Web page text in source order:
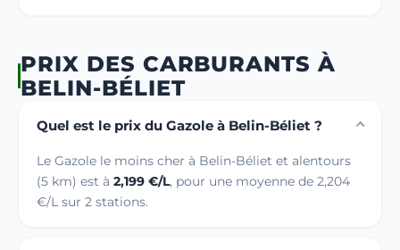
PRIX DES CARBURANTS À
BELIN-BÉLIET
Quel est le prix du Gazole à Belin-Béliet ?
Le Gazole le moins cher à Belin-Béliet et alentours
(5 km) est à 2,199 €/L, pour une moyenne de 2,204
€/L sur 2 stations.